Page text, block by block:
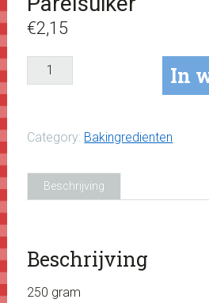
€2,15
Parelsuiker
aantal
In
Category: Bakingredienten
Beschrijving
Beschrijving
250 gram